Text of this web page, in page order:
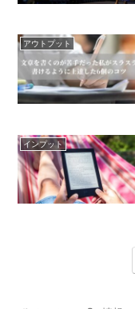
アウトプット
インプット